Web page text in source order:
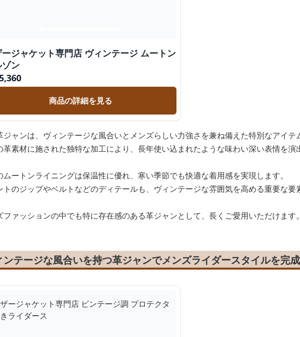
ージャケット専門店 ヴィンテージ ムートン
ン
商品の詳細を見る
ジャンは、ヴィンテージな風合いとメンズらしい力強さを兼ね備えた特別なアイテ
革素材に施された独特な加工により、長年使い込まれたような味わい深い表情を演
ムートンライニングは保温性に優れ、寒い季節でも快適な着用感を実現します。
トのジップやベルトなどのディテールも、ヴィンテージな雰囲気を高める重要な要
ファッションの中でも特に存在感のある革ジャンとして、長くご愛用いただけます。
ンテージな風合いを持つ革ジャンでメンズライダースタイルを完成